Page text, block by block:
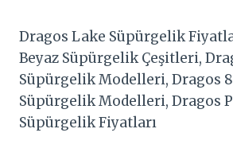
Dragos Lake Süpürgelik
Beyaz Süpürgelik Çeşitleri,
Süpürgelik Modelleri, Dragos 8
Süpürgelik Modelleri, Dragos
Süpürgelik Fiyatları